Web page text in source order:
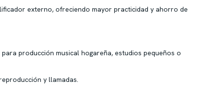
externo, ofreciendo mayor practicidad y ahorro de
producción musical hogareña, estudios pequeños o
y llamadas.